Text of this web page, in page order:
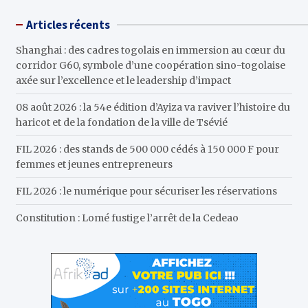
Articles récents
Shanghai : des cadres togolais en immersion au cœur du
corridor G60, symbole d’une coopération sino-togolaise
axée sur l’excellence et le leadership d’impact
08 août 2026 : la 54e édition d’Ayiza va raviver l’histoire du
haricot et de la fondation de la ville de Tsévié
FIL 2026 : des stands de 500 000 cédés à 150 000 F pour
femmes et jeunes entrepreneurs
FIL 2026 : le numérique pour sécuriser les réservations
Constitution : Lomé fustige l’arrêt de la Cedeao